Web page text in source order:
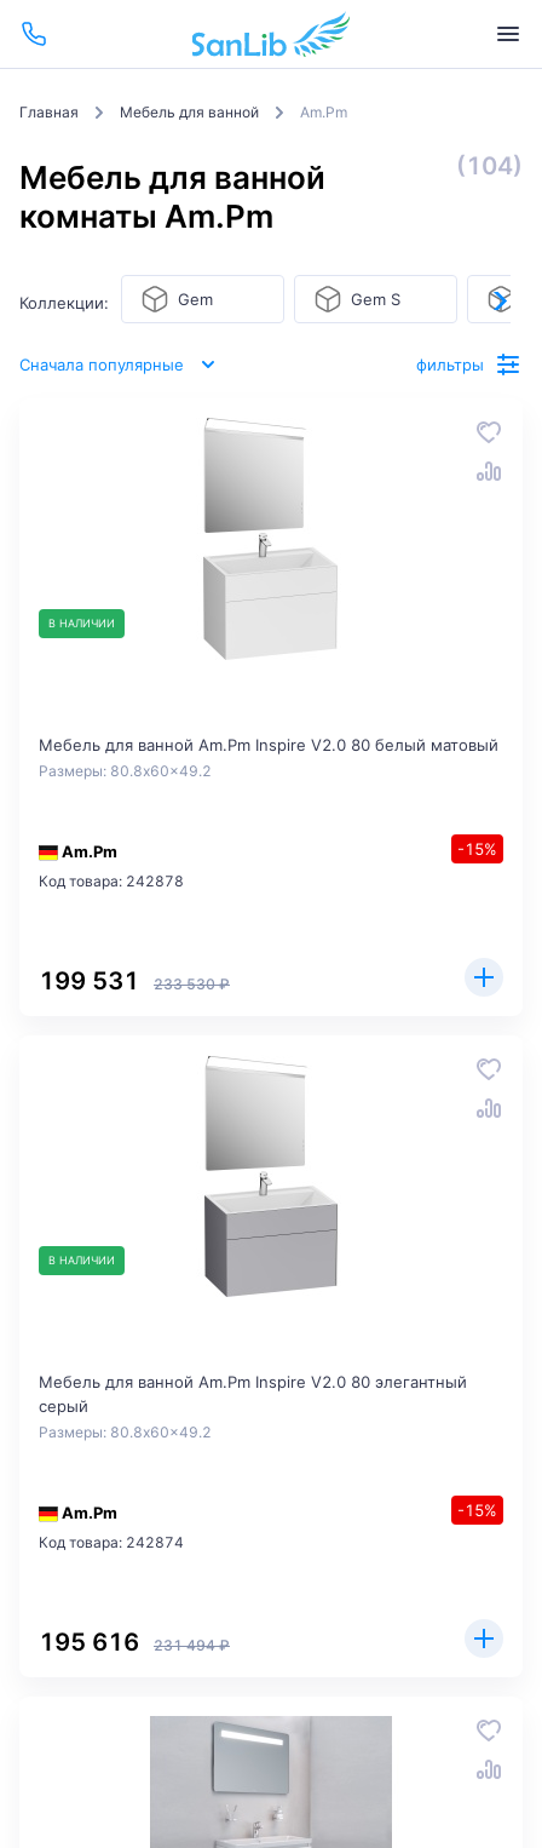
Главная Мебель для ванной Am.Pm
Мебель для ванной
комнаты Am.Pm
(104)
Коллекции: Gem Gem S
Сначала популярные фильтры
В НАЛИЧИИ
Мебель для ванной Am.Pm Inspire V2.0 80 белый матовый
Размеры: 80.8x60x49.2
Am.Pm -15%
Код товара: 242878
199 531 233 530 ₽
В НАЛИЧИИ
Мебель для ванной Am.Pm Inspire V2.0 80 элегантный
серый
Размеры: 80.8x60x49.2
Am.Pm -15%
Код товара: 242874
195 616 231 494 ₽